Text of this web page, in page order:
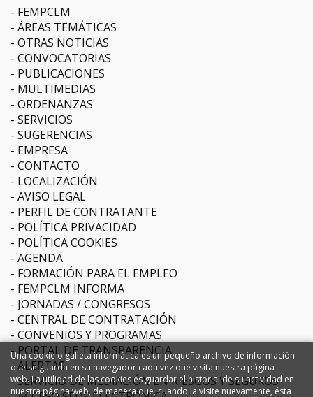
FEMPCLM
ÁREAS TEMÁTICAS
OTRAS NOTICIAS
CONVOCATORIAS
PUBLICACIONES
MULTIMEDIAS
ORDENANZAS
SERVICIOS
SUGERENCIAS
EMPRESA
CONTACTO
LOCALIZACIÓN
AVISO LEGAL
PERFIL DE CONTRATANTE
POLÍTICA PRIVACIDAD
POLÍTICA COOKIES
AGENDA
FORMACIÓN PARA EL EMPLEO
FEMPCLM INFORMA
JORNADAS / CONGRESOS
CENTRAL DE CONTRATACIÓN
CONVENIOS Y PROGRAMAS
PORTAL DE TRANSPARENCIA
ALERTAS
SERVICIO DE MEDIACIÓN EN RIESGOS Y SEGUROS
Una cookie o galleta informática es un pequeño archivo de información
que se guarda en su navegador cada vez que visita nuestra página
web. La utilidad de las cookies es guardar el historial de su actividad en
nuestra página web, de manera que, cuando la visite nuevamente, ésta